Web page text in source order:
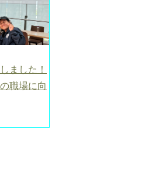
ました！
職場に向